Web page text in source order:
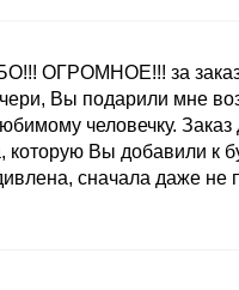
ОГРОМНОЕ!!! за заказ
Вы подарили мне
человечку.
которую Вы добавили к
сначала даже